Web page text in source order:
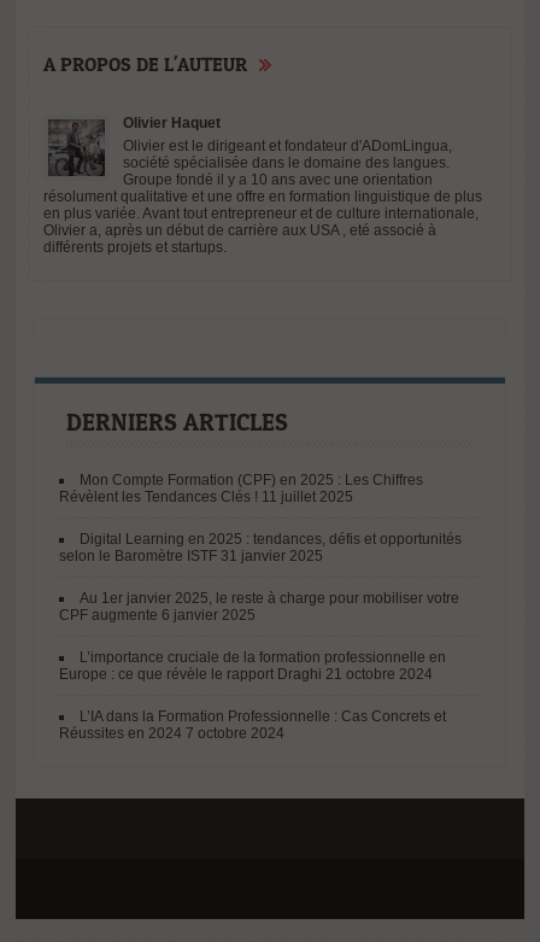
A PROPOS DE L'AUTEUR
Olivier Haquet
Olivier est le dirigeant et fondateur d'ADomLingua,
société spécialisée dans le domaine des langues.
Groupe fondé il y a 10 ans avec une orientation
résolument qualitative et une offre en formation linguistique de plus
en plus variée. Avant tout entrepreneur et de culture internationale,
Olivier a, après un début de carrière aux USA , eté associé à
différents projets et startups.
DERNIERS ARTICLES
Mon Compte Formation (CPF) en 2025 : Les Chiffres
Révèlent les Tendances Clés ! 11 juillet 2025
Digital Learning en 2025 : tendances, défis et opportunités
selon le Baromètre ISTF 31 janvier 2025
Au 1er janvier 2025, le reste à charge pour mobiliser votre
CPF augmente 6 janvier 2025
L’importance cruciale de la formation professionnelle en
Europe : ce que révèle le rapport Draghi 21 octobre 2024
L’IA dans la Formation Professionnelle : Cas Concrets et
Réussites en 2024 7 octobre 2024